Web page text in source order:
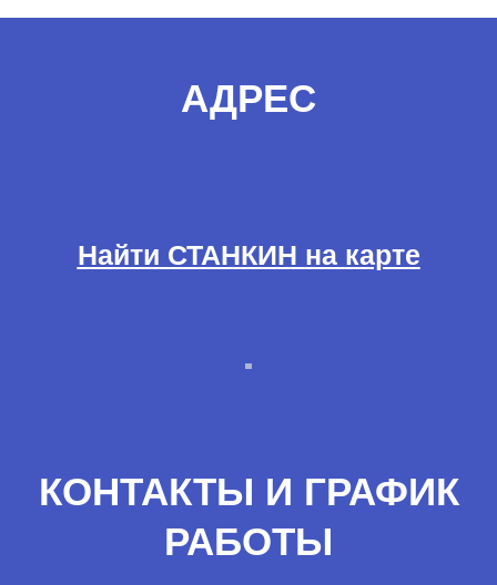
АДРЕС
Найти СТАНКИН на карте
КОНТАКТЫ И ГРАФИК
РАБОТЫ